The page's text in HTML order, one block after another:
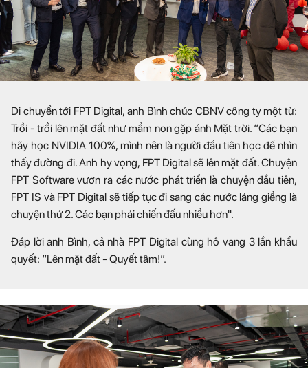
Di chuyển tới FPT Digital, anh Bình chúc CBNV công ty một từ:
Trồi - trồi lên mặt đất như mầm non gặp ánh Mặt trời. “Các bạn
hãy học NVIDIA 100%, mình nên là người đầu tiên học để nhìn
thấy đường đi. Anh hy vọng, FPT Digital sẽ lên mặt đất. Chuyện
FPT Software vươn ra các nước phát triển là chuyện đầu tiên,
FPT IS và FPT Digital sẽ tiếp tục đi sang các nước láng giềng là
chuyện thứ 2. Các bạn phải chiến đấu nhiều hơn".
Đáp lời anh Bình, cả nhà FPT Digital cùng hô vang 3 lần khẩu
quyết: “Lên mặt đất - Quyết tâm!”.